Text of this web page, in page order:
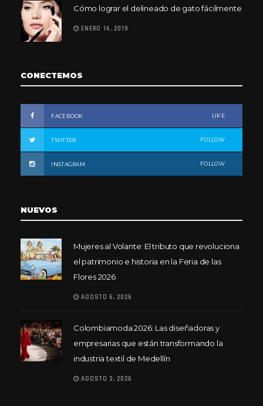
Cómo lograr el delineado de gato fácilmente
ENERO 14, 2019
CONECTEMOS
FACEBOOK LIKE
TWITTER FOLLOW
INSTAGRAM FOLLOW
NUEVOS
Mujeres al Volante: El tributo que revoluciona
el patrimonio e historia en la Feria de las
Flores 2026
AGOSTO 6, 2026
Colombiamoda 2026: Las diseñadoras y
empresarias que están transformando la
industria textil de Medellín
AGOSTO 3, 2026